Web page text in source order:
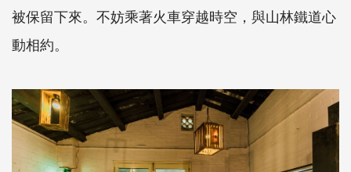
被保留下來。不妨乘著火車穿越時空，與山林鐵道心
動相約。